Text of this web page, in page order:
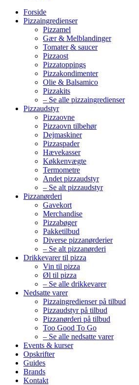
Forside
Pizzaingredienser
Pizzamel
Gær & Melblandinger
Tomater & saucer
Pizzaost
Pizzatoppings
Pizzakondimenter
Olie & Balsamico
Pizzakits
– Se alle pizzaingredienser
Pizzaudstyr
Pizzaovne
Pizzaovn tilbehør
Dejmaskiner
Pizzaspader
Hævekasser
Køkkenvægte
Termometre
Andet pizzaudstyr
– Se alt pizzaudstyr
Pizzanørderi
Gavekort
Merchandise
Pizzabøger
Pakketilbud
Diverse pizzanørderier
– Se alt pizzanørderi
Drikkevarer til pizza
Vin til pizza
Øl til pizza
– Se alle drikkevarer
Nedsatte varer
Pizzaingredienser på tilbud
Pizzaudstyr på tilbud
Pizzanørderi på tilbud
Too Good To Go
– Se alle nedsatte varer
Events & kurser
Opskrifter
Guides
Brands
Kontakt